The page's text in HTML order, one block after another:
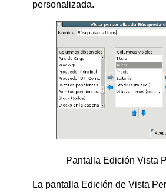
personalizada.
Pantalla Edición Vista
La pantalla Edición de Vista